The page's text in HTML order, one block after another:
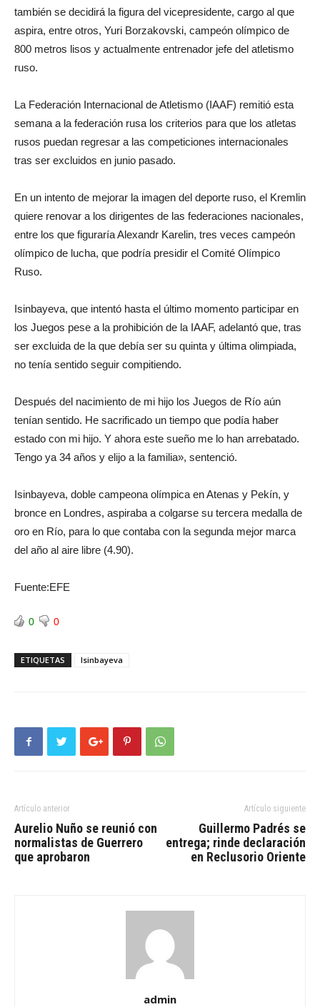
también se decidirá la figura del vicepresidente, cargo al que
aspira, entre otros, Yuri Borzakovski, campeón olímpico de
800 metros lisos y actualmente entrenador jefe del atletismo
ruso.
La Federación Internacional de Atletismo (IAAF) remitió esta
semana a la federación rusa los criterios para que los atletas
rusos puedan regresar a las competiciones internacionales
tras ser excluidos en junio pasado.
En un intento de mejorar la imagen del deporte ruso, el Kremlin
quiere renovar a los dirigentes de las federaciones nacionales,
entre los que figuraría Alexandr Karelin, tres veces campeón
olímpico de lucha, que podría presidir el Comité Olímpico
Ruso.
Isinbayeva, que intentó hasta el último momento participar en
los Juegos pese a la prohibición de la IAAF, adelantó que, tras
ser excluida de la que debía ser su quinta y última olimpiada,
no tenía sentido seguir compitiendo.
Después del nacimiento de mi hijo los Juegos de Río aún
tenían sentido. He sacrificado un tiempo que podía haber
estado con mi hijo. Y ahora este sueño me lo han arrebatado.
Tengo ya 34 años y elijo a la familia», sentenció.
Isinbayeva, doble campeona olímpica en Atenas y Pekín, y
bronce en Londres, aspiraba a colgarse su tercera medalla de
oro en Río, para lo que contaba con la segunda mejor marca
del año al aire libre (4.90).
Fuente:EFE
0 0
ETIQUETAS Isinbayeva
Artículo anterior
Aurelio Nuño se reunió con
normalistas de Guerrero
que aprobaron
Artículo siguiente
Guillermo Padrés se
entrega; rinde declaración
en Reclusorio Oriente
admin